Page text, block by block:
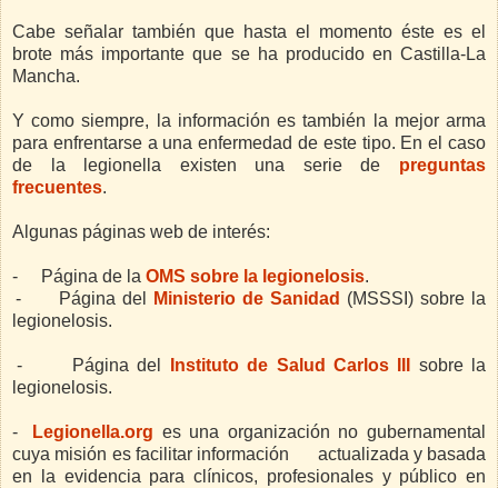
Cabe señalar también que hasta el momento éste es el
brote más importante que se ha producido en Castilla-La
Mancha.
Y como siempre, la información es también la mejor arma
para enfrentarse a una enfermedad de este tipo. En el caso
de la legionella existen una serie de
preguntas
frecuentes.
Algunas páginas web de interés:
- Página de la OMS sobre la legionelosis.
-
Página del Ministerio de Sanidad (MSSSI) sobre la
legionelosis.
- Página del Instituto de Salud Carlos III
sobre la
legionelosis.
- Legionella.org es una organización no gubernamental
cuya misión es facilitar información actualizada y basada
en la evidencia para clínicos, profesionales y público en